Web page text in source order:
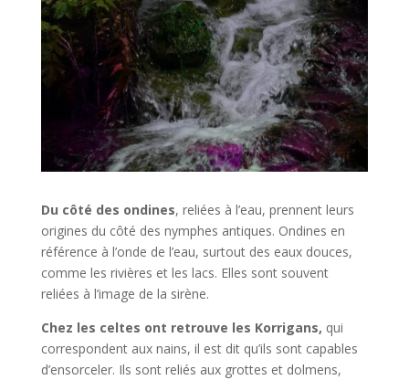
Du côté des ondines, reliées à l’eau, prennent leurs
origines du côté des nymphes antiques. Ondines en
référence à l’onde de l’eau, surtout des eaux douces,
comme les rivières et les lacs. Elles sont souvent
reliées à l’image de la sirène.
Chez les celtes ont retrouve les Korrigans, qui
correspondent aux nains, il est dit qu’ils sont capables
d’ensorceler. Ils sont reliés aux grottes et dolmens,